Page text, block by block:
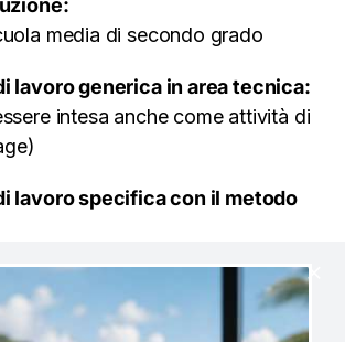
media di secondo grado
lavoro generica in area tecnica:
intesa anche come attività di
lavoro specifica con il metodo
un Master postuniversitario (o
almeno 200 ore di formazione e